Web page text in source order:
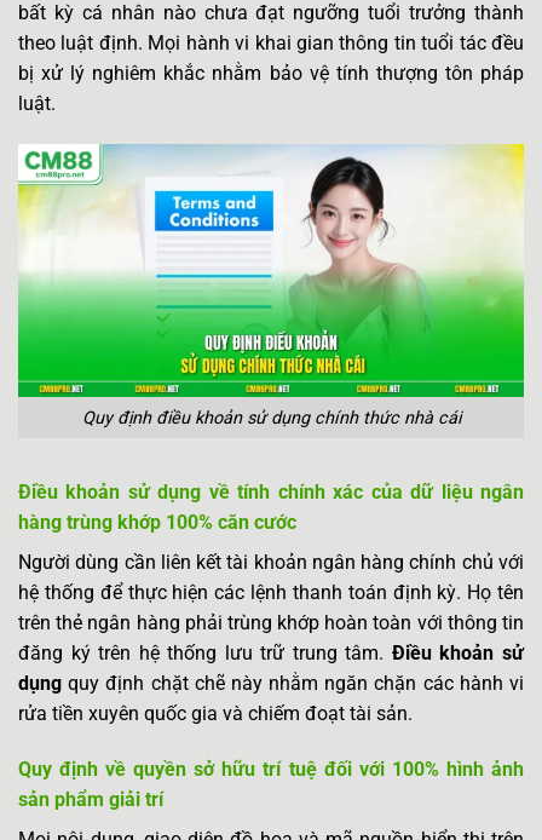
bất kỳ cá nhân nào chưa đạt ngưỡng tuổi trưởng thành
theo luật định. Mọi hành vi khai gian thông tin tuổi tác đều
bị xử lý nghiêm khắc nhằm bảo vệ tính thượng tôn pháp
luật.
Quy định điều khoản sử dụng chính thức nhà cái
Điều khoản sử dụng về tính chính xác của dữ liệu ngân
hàng trùng khớp 100% căn cước
Người dùng cần liên kết tài khoản ngân hàng chính chủ với
hệ thống để thực hiện các lệnh thanh toán định kỳ. Họ tên
trên thẻ ngân hàng phải trùng khớp hoàn toàn với thông tin
đăng ký trên hệ thống lưu trữ trung tâm. Điều khoản sử
dụngquy định chặt chẽ này nhằm ngăn chặn các hành vi
rửa tiền xuyên quốc gia và chiếm đoạt tài sản.
Quy định về quyền sở hữu trí tuệ đối với 100% hình ảnh
sản phẩm giải trí